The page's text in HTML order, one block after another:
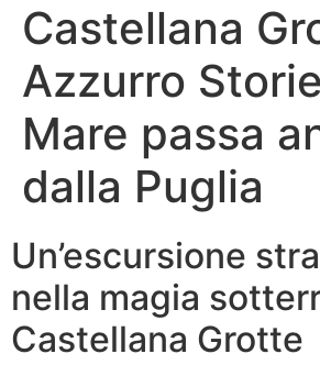
Castellana
Azzurro
Mare passa
dalla Puglia
Un’escursione
nella magia
Castellana Grotte